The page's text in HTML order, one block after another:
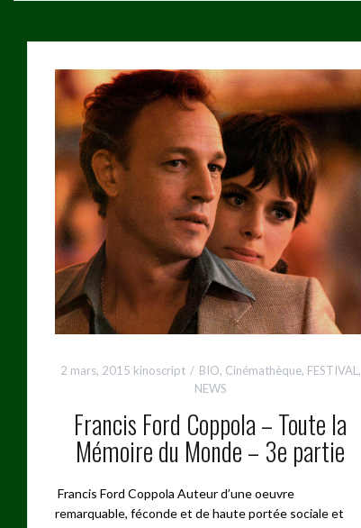
2 mars, 2015 kinoscript BIO, Cinémathèque, FESTIVAL,
NEWS
Francis Ford Coppola – Toute la
Mémoire du Monde – 3e partie
Francis Ford Coppola Auteur d’une oeuvre
remarquable, féconde et de haute portée sociale et